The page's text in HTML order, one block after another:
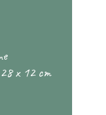
x 12 cm